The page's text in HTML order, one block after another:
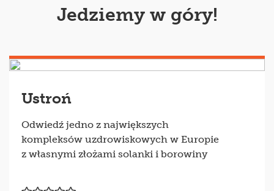
Jedziemy w góry!
Ustroń
Odwiedź jedno z największych
kompleksów uzdrowiskowych w Europie
z własnymi złożami solanki i borowiny